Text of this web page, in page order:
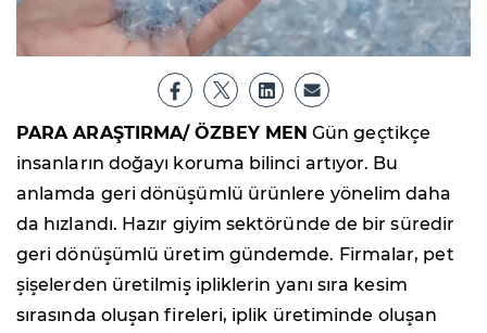
PARA ARAŞTIRMA/ ÖZBEY MEN Gün geçtikçe
insanların doğayı koruma bilinci artıyor. Bu
anlamda geri dönüşümlü ürünlere yönelim daha
da hızlandı. Hazır giyim sektöründe de bir süredir
geri dönüşümlü üretim gündemde. Firmalar, pet
şişelerden üretilmiş ipliklerin yanı sıra kesim
sırasında oluşan fireleri, iplik üretiminde oluşan